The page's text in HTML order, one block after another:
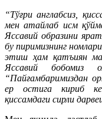
“Тўғри англабсиз,
мен атайлаб исм
Яссавий образини
бу пиримизнинг
этиш ҳам қатъиян
Яссавий бобомиз
“Пайғамбаримиздан
ер остига кириб
қиссамдаги сирли